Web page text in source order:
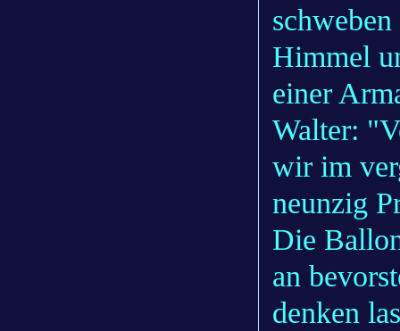
Himmel
einer
Walter:
wir im
neunzig
Die
an
denken